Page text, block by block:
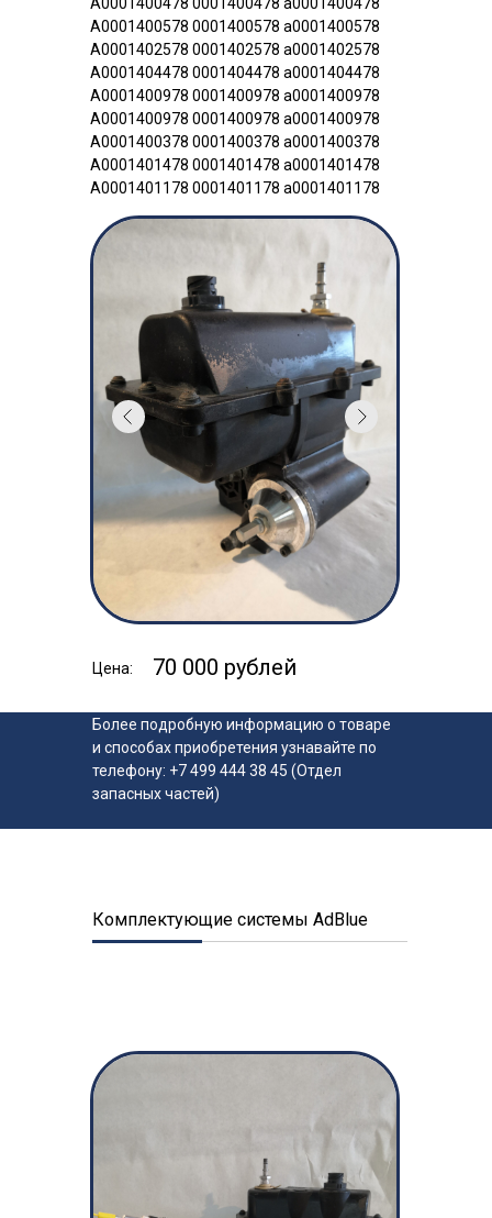
A0001400578 0001400578 а0001400578
A0001402578 0001402578 а0001402578
A0001404478 0001404478 а0001404478
A0001400978 0001400978 а0001400978
A0001400978 0001400978 а0001400978
A0001400378 0001400378 а0001400378
A0001401478 0001401478 а0001401478
A0001401178 0001401178 а0001401178
Более подробную информацию о товаре
и способах приобретения узнавайте по
телефону: +7 499 444 38 45 (Отдел
запасных частей)
Цена: 70 000 рублей
Комплектующие системы AdBlue